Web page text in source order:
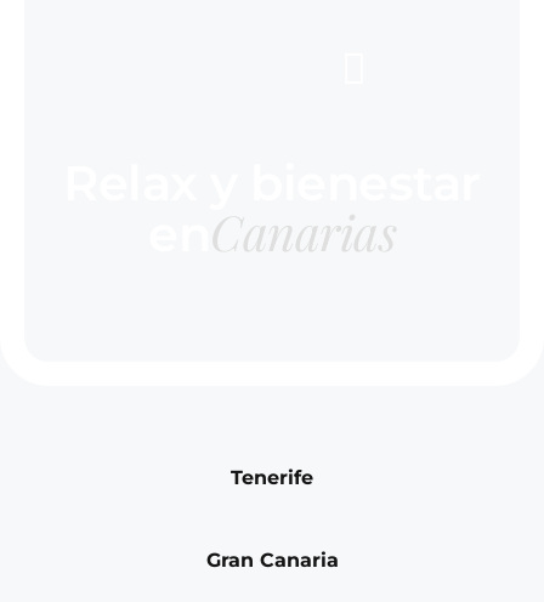
Canarias
Tenerife
Gran Canaria